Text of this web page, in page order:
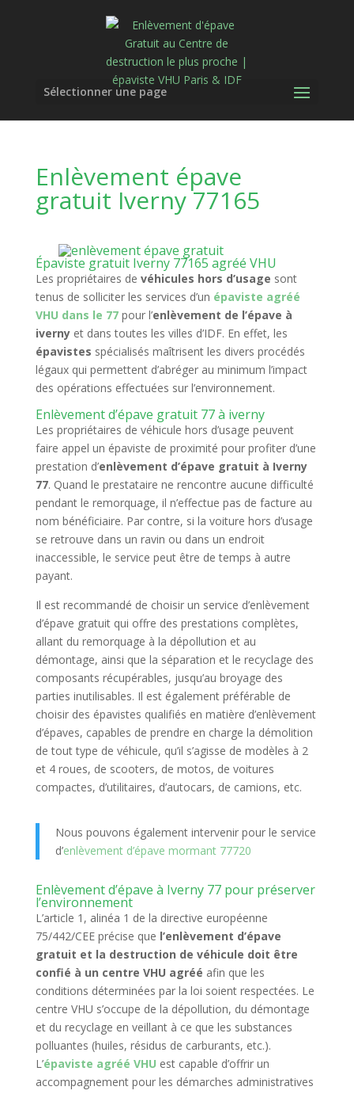
Sélectionner une page
Enlèvement épave
gratuit Iverny 77165
Épaviste gratuit Iverny 77165 agréé VHU
Les propriétaires de véhicules hors d’usage sont
tenus de solliciter les services d’un épaviste agréé
VHU dans le 77pour l’enlèvement de l’épave à
ivernyet dans toutes les villes d’IDF. En effet, les
épavistes spécialisés maîtrisent les divers procédés
légaux qui permettent d’abréger au minimum l’impact
des opérations effectuées sur l’environnement.
Enlèvement d’épave gratuit 77 à iverny
Les propriétaires de véhicule hors d’usage peuvent
faire appel un épaviste de proximité pour profiter d’une
prestation d’enlèvement d’épave gratuit à Iverny
77. Quand le prestataire ne rencontre aucune difficulté
pendant le remorquage, il n’effectue pas de facture au
nom bénéficiaire. Par contre, si la voiture hors d’usage
se retrouve dans un ravin ou dans un endroit
inaccessible, le service peut être de temps à autre
payant.
Il est recommandé de choisir un service d’enlèvement
d’épave gratuit qui offre des prestations complètes,
allant du remorquage à la dépollution et au
démontage, ainsi que la séparation et le recyclage des
composants récupérables, jusqu’au broyage des
parties inutilisables. Il est également préférable de
choisir des épavistes qualifiés en matière d’enlèvement
d’épaves, capables de prendre en charge la démolition
de tout type de véhicule, qu’il s’agisse de modèles à 2
et 4 roues, de scooters, de motos, de voitures
compactes, d’utilitaires, d’autocars, de camions, etc.
Nous pouvons également intervenir pour le service
d’enlèvement d’épave mormant 77720
Enlèvement d’épave à Iverny 77 pour préserver
l’environnement
L’article 1, alinéa 1 de la directive européenne
75/442/CEE précise que l’enlèvement d’épave
gratuit et la destruction de véhicule doit être
confié à un centre VHU agréé afin que les
conditions déterminées par la loi soient respectées. Le
centre VHU s’occupe de la dépollution, du démontage
et du recyclage en veillant à ce que les substances
polluantes (huiles, résidus de carburants, etc.).
L’épaviste agréé VHU est capable d’offrir un
accompagnement pour les démarches administratives